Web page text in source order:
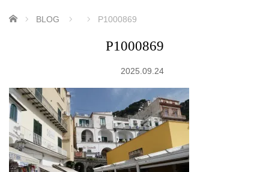
ホーム BLOG P1000869
P1000869
2025.09.24